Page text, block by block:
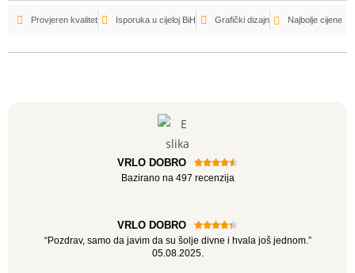
Provjeren kvalitet Isporuka u cijeloj BiH Grafički dizajn Najbolje cijene
VRLO DOBRO 
Bazirano na 497 recenzija
VRLO DOBRO 
“Pozdrav, samo da javim da su šolje divne i hvala još jednom.”
05.08.2025.